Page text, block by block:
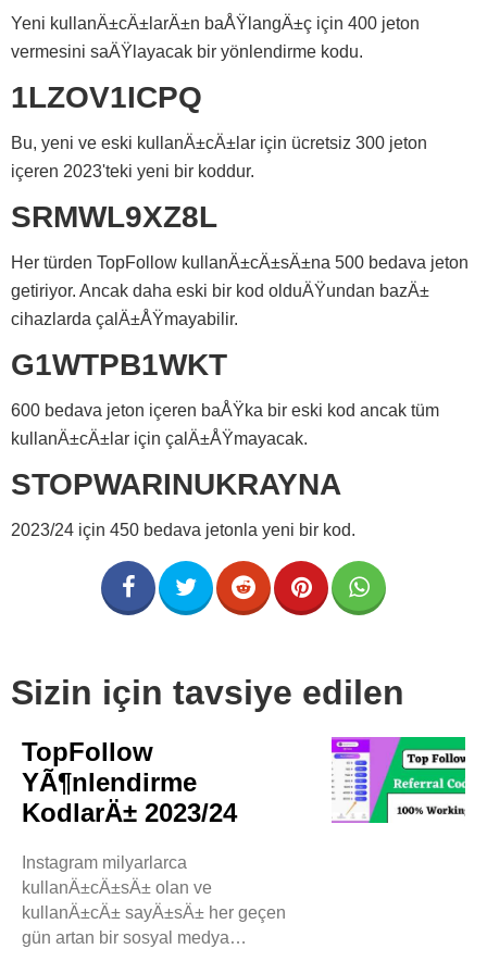
Yeni kullanÄ±cÄ±larÄ±n baÅŸlangÄ±ç için 400 jeton
vermesini saÄŸlayacak bir yönlendirme kodu.
1LZOV1ICPQ
Bu, yeni ve eski kullanÄ±cÄ±lar için ücretsiz 300 jeton
içeren 2023'teki yeni bir koddur.
SRMWL9XZ8L
Her türden TopFollow kullanÄ±cÄ±sÄ±na 500 bedava jeton
getiriyor. Ancak daha eski bir kod olduÄŸundan bazÄ±
cihazlarda çalÄ±ÅŸmayabilir.
G1WTPB1WKT
600 bedava jeton içeren baÅŸka bir eski kod ancak tüm
kullanÄ±cÄ±lar için çalÄ±ÅŸmayacak.
STOPWARINUKRAYNA
2023/24 için 450 bedava jetonla yeni bir kod.
Sizin için tavsiye edilen
TopFollow
YÃ¶nlendirme
KodlarÄ± 2023/24
Instagram milyarlarca
kullanÄ±cÄ±sÄ± olan ve
kullanÄ±cÄ± sayÄ±sÄ± her geçen
gün artan bir sosyal medya